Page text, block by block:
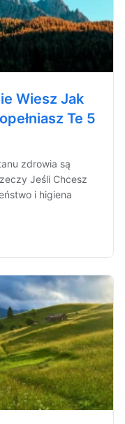
Wiesz Jak
Te 5
zdrowia są
Jeśli Chcesz
i higiena